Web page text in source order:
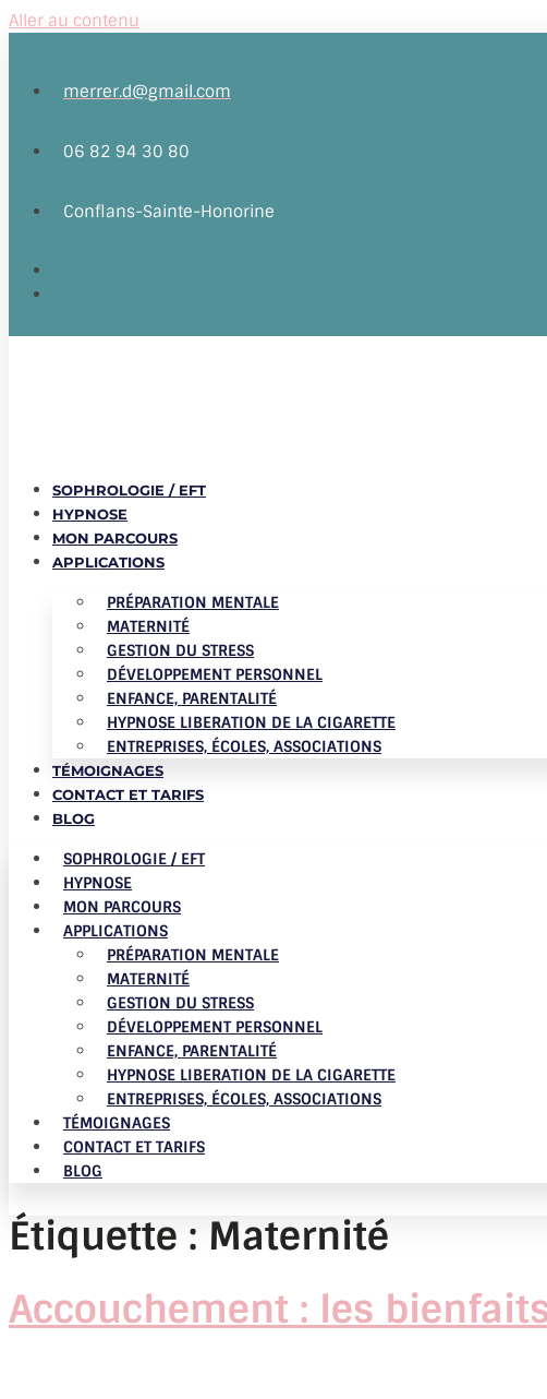
Aller au contenu
merrer.d@gmail.com
06 82 94 30 80
Conflans-Sainte-Honorine
SOPHROLOGIE / EFT
HYPNOSE
MON PARCOURS
APPLICATIONS
PRÉPARATION MENTALE
MATERNITÉ
GESTION DU STRESS
DÉVELOPPEMENT PERSONNEL
ENFANCE, PARENTALITÉ
HYPNOSE LIBERATION DE LA CIGARETTE
ENTREPRISES, ÉCOLES, ASSOCIATIONS
TÉMOIGNAGES
CONTACT ET TARIFS
BLOG
SOPHROLOGIE / EFT
HYPNOSE
MON PARCOURS
APPLICATIONS
PRÉPARATION MENTALE
MATERNITÉ
GESTION DU STRESS
DÉVELOPPEMENT PERSONNEL
ENFANCE, PARENTALITÉ
HYPNOSE LIBERATION DE LA CIGARETTE
ENTREPRISES, ÉCOLES, ASSOCIATIONS
TÉMOIGNAGES
CONTACT ET TARIFS
BLOG
Étiquette : Maternité
Accouchement : les